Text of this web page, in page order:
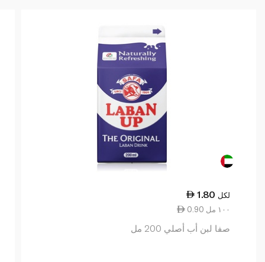
1.80 لكل
0.90 ١٠٠ مل
صفا لبن أب أصلي 200 مل